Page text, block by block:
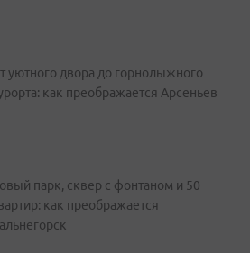
уютного двора до горнолыжного
как преображается Арсеньев
парк, сквер с фонтаном и 50
как преображается